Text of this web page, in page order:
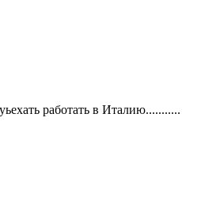
работать в Италию...........